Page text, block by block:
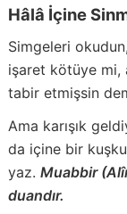
Hâlâ İçine
Simgeleri
işaret kötüye mi,
tabir etmişsin
Ama karışık
da içine bir
yaz. Muabbir
duandır.